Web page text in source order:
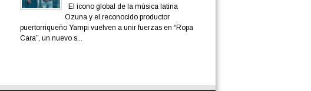
El ícono global de la música latina
Ozuna y el reconocido productor
puertorriqueño Yampi vuelven a unir fuerzas en “Ropa
Cara”, un nuevo s...